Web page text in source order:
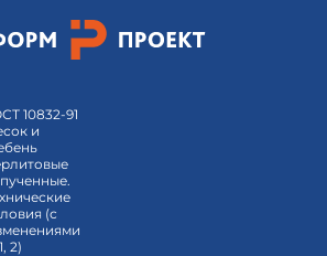
10832-91
и
(с
2)